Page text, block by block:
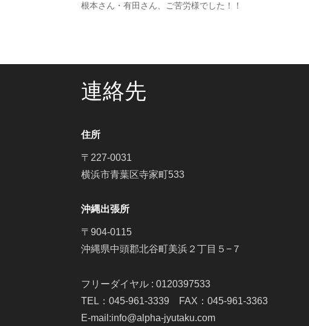
根本さん・有田さん、ご苦労様でした！！
連絡先
住所
〒227-0031
横浜市青葉区寺家町533
沖縄出張所
〒904-0115
沖縄県中頭郡北谷町美浜２丁目５−７
フリーダイヤル : 0120397533
TEL：045-961-3339 FAX：045-961-3363
E-mail:info@alpha-jyutaku.com